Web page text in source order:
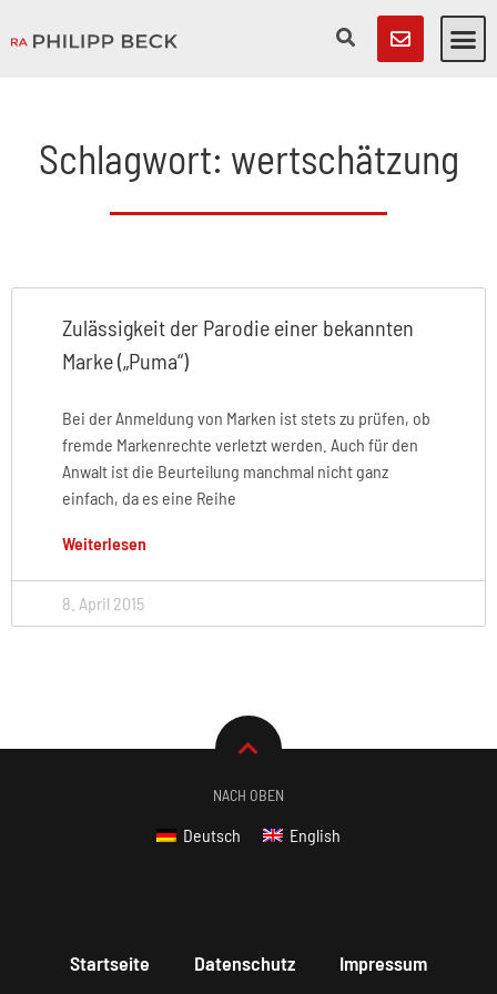
Schlagwort: wertschätzung
Zulässigkeit der Parodie einer bekannten
Marke („Puma“)
Bei der Anmeldung von Marken ist stets zu prüfen, ob
fremde Markenrechte verletzt werden. Auch für den
Anwalt ist die Beurteilung manchmal nicht ganz
einfach, da es eine Reihe
Weiterlesen
8. April 2015
NACH OBEN
Deutsch English
Startseite Datenschutz Impressum